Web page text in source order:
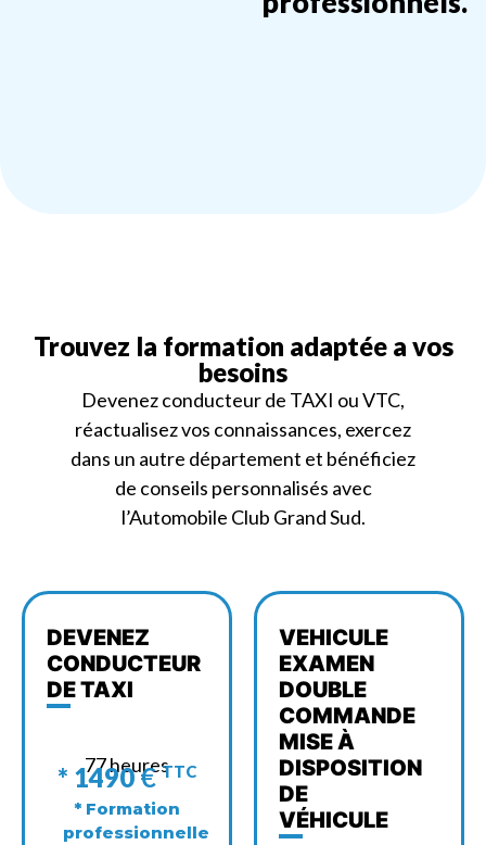
Trouvez la formation adaptée a vos
besoins
Devenez conducteur de TAXI ou VTC,
réactualisez vos connaissances, exercez
dans un autre département et bénéficiez
de conseils personnalisés avec
l’Automobile Club Grand Sud.
DEVENEZ
CONDUCTEUR
DE TAXI
77 heures
* 1490€TTC
* Formation
professionnelle
VEHICULE
EXAMEN
DOUBLE
COMMANDE
MISE À
DISPOSITION
DE
VÉHICULE